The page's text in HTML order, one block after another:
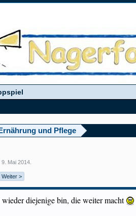
und Pflege
,9. Mai 2014
Weiter >
diejenige bin, die weiter macht